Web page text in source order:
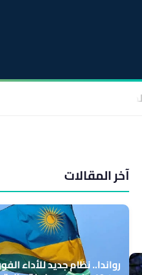
آخر المقالات
رواندا.. نظام جديد للأداء